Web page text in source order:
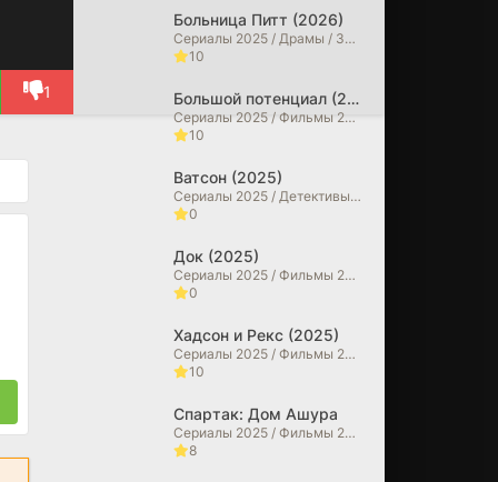
1
Больница Питт (2026)
Сериалы 2025 / Драмы / Зарубежные сериалы
10
Большой потенциал (2025)
Сериалы 2025 / Фильмы 2025 / Детективы / Драмы / Криминальные фильмы / Зарубежные сериалы
10
Ватсон (2025)
Сериалы 2025 / Детективы / Драмы
0
Док (2025)
Сериалы 2025 / Фильмы 2025 / Исторические фильмы / Драмы / Биографические фильмы
0
Хадсон и Рекс (2025)
Сериалы 2025 / Фильмы 2025 / Криминальные фильмы / Драмы / Детективы
10
Спартак: Дом Ашура
Сериалы 2025 / Фильмы 2025 / Драмы / Исторические фильмы / Зарубежные сериалы
8